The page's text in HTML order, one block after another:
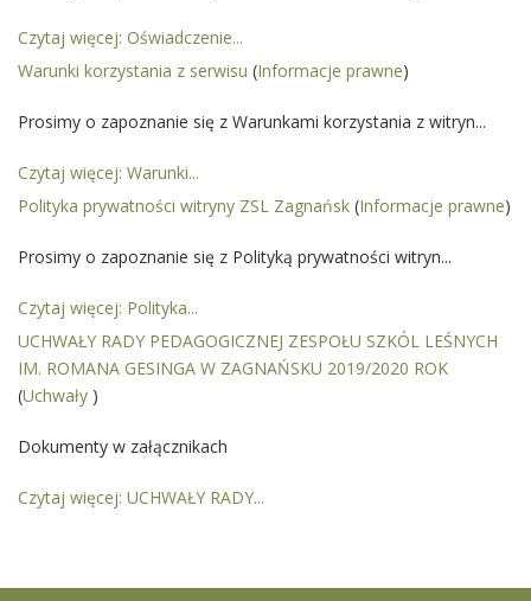
Czytaj więcej: Oświadczenie...
Warunki korzystania z serwisu (Informacje prawne)
Prosimy o zapoznanie się z Warunkami korzystania z witryn...
Czytaj więcej: Warunki...
Polityka prywatności witryny ZSL Zagnańsk (Informacje prawne)
Prosimy o zapoznanie się z Polityką prywatności witryn...
Czytaj więcej: Polityka...
UCHWAŁY RADY PEDAGOGICZNEJ ZESPOŁU SZKÓL LEŚNYCH
IM. ROMANA GESINGA W ZAGNAŃSKU 2019/2020 ROK
(Uchwały )
Dokumenty w załącznikach
Czytaj więcej: UCHWAŁY RADY...